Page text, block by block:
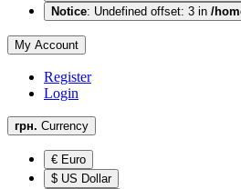
Notice: Undefined offset: 3 in /
My Account
Register
Login
грн. Currency
€ Euro
$ US Dollar